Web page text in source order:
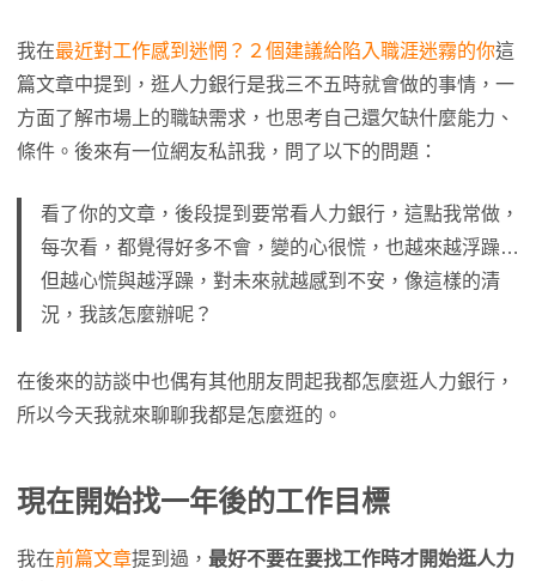
我在最近對工作感到迷惘？２個建議給陷入職涯迷霧的你這
篇文章中提到，逛人力銀行是我三不五時就會做的事情，一
方面了解市場上的職缺需求，也思考自己還欠缺什麼能力、
條件。後來有一位網友私訊我，問了以下的問題：
看了你的文章，後段提到要常看人力銀行，這點我常做，
每次看，都覺得好多不會，變的心很慌，也越來越浮躁…
但越心慌與越浮躁，對未來就越感到不安，像這樣的清
況，我該怎麼辦呢？
在後來的訪談中也偶有其他朋友問起我都怎麼逛人力銀行，
所以今天我就來聊聊我都是怎麼逛的。
現在開始找一年後的工作目標
我在前篇文章提到過， 最好不要在要找工作時才開始逛人力